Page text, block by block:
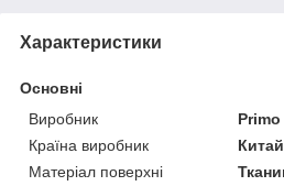
Характеристики
Основні
Виробник
Primo
Країна виробник
Китай
Матеріал поверхні